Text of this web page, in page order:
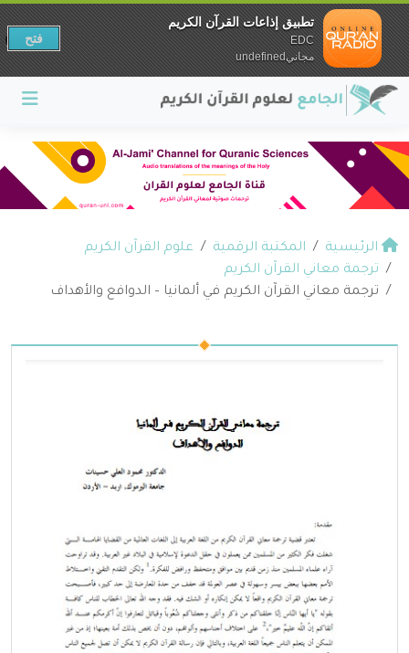
الرئيسية المكتبة الرقمية
علوم القرآن الكريم
ترجمة معاني القرآن الكريم
ترجمة معاني القرآن الكريم في ألمانيا – الدوافع والأهداف
تطبيق إذاعات القرآن الكريم
EDC
مجانيundefined
فتح